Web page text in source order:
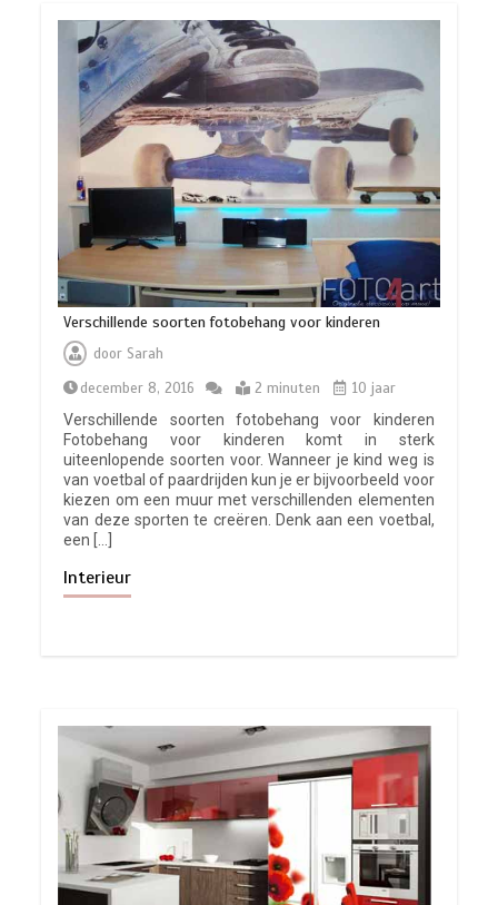
Verschillende soorten fotobehang voor kinderen
door Sarah
december 8, 2016
2 minuten
10 jaar
Verschillende soorten fotobehang voor kinderen
Fotobehang voor kinderen komt in sterk
uiteenlopende soorten voor. Wanneer je kind weg is
van voetbal of paardrijden kun je er bijvoorbeeld voor
kiezen om een muur met verschillenden elementen
van deze sporten te creëren. Denk aan een voetbal,
een […]
Interieur